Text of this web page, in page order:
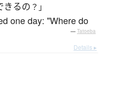
きるの ？」
one day: "Where do
— Tatoeba
Details ▸